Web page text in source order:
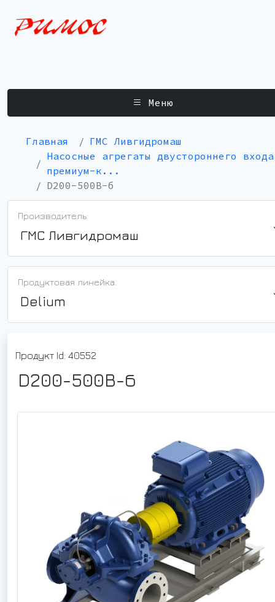
Меню
Главная
ГМС Ливгидромаш
Насосные агрегаты двустороннего входа
премиум-к...
D200-500B-б
Производитель:
ГМС Ливгидромаш
Продуктовая линейка:
Delium
Продукт Id: 40552
D200-500B-б